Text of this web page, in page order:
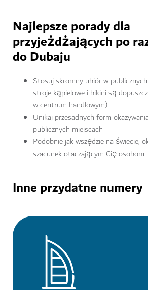
Najlepsze porady dla
przyjeżdżających po
do Dubaju
Stosuj skromny ubiór w
stroje kąpielowe i bikini są
w centrum handlowym)
Unikaj przesadnych form
publicznych miejscach
Podobnie jak wszędzie na świecie,
szacunek otaczającym Cię osobom.
Inne przydatne numery